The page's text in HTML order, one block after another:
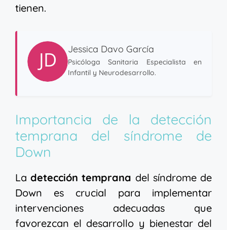
tienen.
Jessica Davo García
Psicóloga Sanitaria Especialista en
Infantil y Neurodesarrollo.
Importancia de la detección
temprana del síndrome de
Down
Ladetección temprana del síndrome de
Down es crucial para implementar
intervenciones adecuadas que
favorezcan el desarrollo y bienestar del